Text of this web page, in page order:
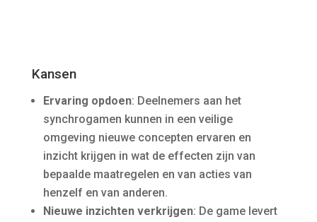
Kansen
Ervaring opdoen: Deelnemers aan het
synchrogamen kunnen in een veilige
omgeving nieuwe concepten ervaren en
inzicht krijgen in wat de effecten zijn van
bepaalde maatregelen en van acties van
henzelf en van anderen.
Nieuwe inzichten verkrijgen: De game levert